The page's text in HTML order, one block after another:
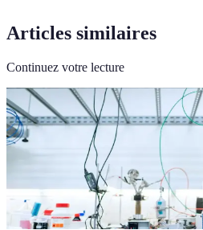
Articles similaires
Continuez votre lecture